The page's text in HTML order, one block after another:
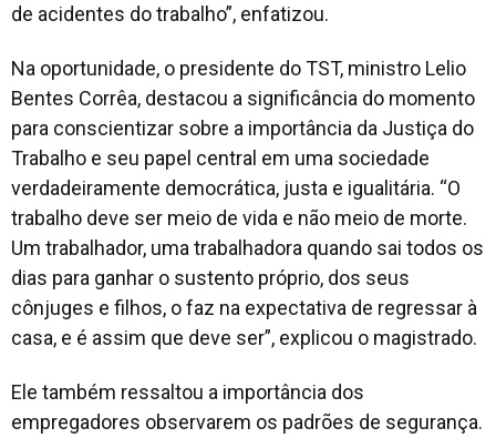
de acidentes do trabalho”, enfatizou.
Na oportunidade, o presidente do TST, ministro Lelio
Bentes Corrêa, destacou a significância do momento
para conscientizar sobre a importância da Justiça do
Trabalho e seu papel central em uma sociedade
verdadeiramente democrática, justa e igualitária. “O
trabalho deve ser meio de vida e não meio de morte.
Um trabalhador, uma trabalhadora quando sai todos os
dias para ganhar o sustento próprio, dos seus
cônjuges e filhos, o faz na expectativa de regressar à
casa, e é assim que deve ser”, explicou o magistrado.
Ele também ressaltou a importância dos
empregadores observarem os padrões de segurança.